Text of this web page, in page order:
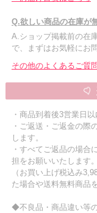
Q.欲しい商品の在庫が
A.ショップ掲載前の在
で、まずはお気軽にお
その他のよくあるご質
・商品到着後3営業日
・ご返送・ご返金の際
します。
・すべてご返品の場合
担をお願いいたします。
（お買い上げ税込み
た場合や送料無料商品
◆不良品・商品違い等